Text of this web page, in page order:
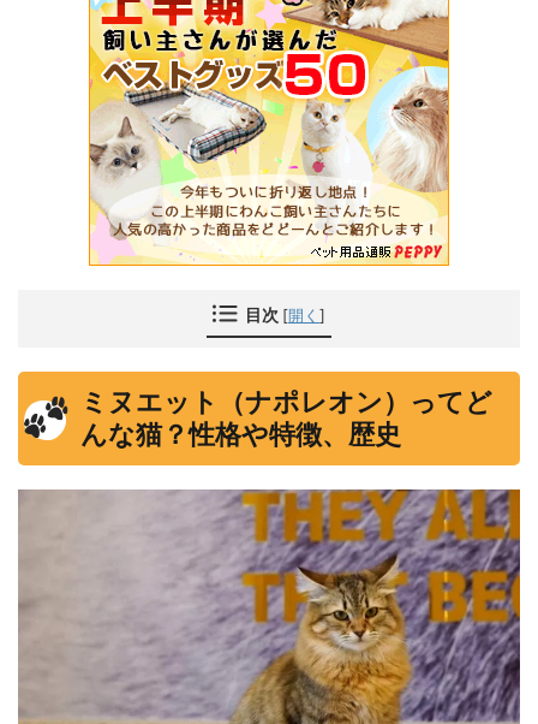
目次 [開く ]
ミヌエット（ナポレオン）ってど
んな猫？性格や特徴、歴史